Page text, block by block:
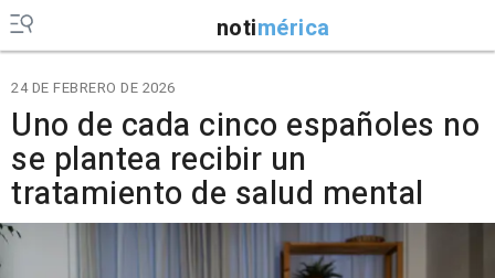
notimérica
24 DE FEBRERO DE 2026
Uno de cada cinco españoles no
se plantea recibir un
tratamiento de salud mental